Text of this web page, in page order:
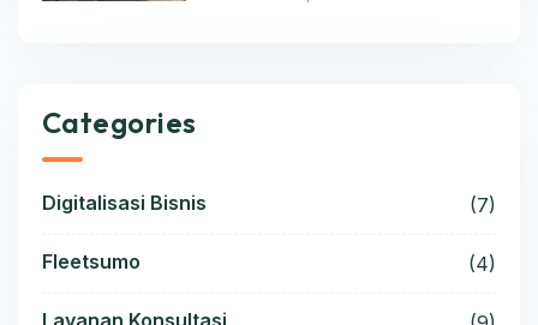
Categories
Digitalisasi Bisnis (7)
Fleetsumo (4)
Layanan Konsultasi